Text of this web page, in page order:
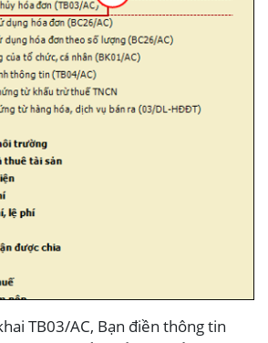
TB03/AC, Bạn điền thông tin